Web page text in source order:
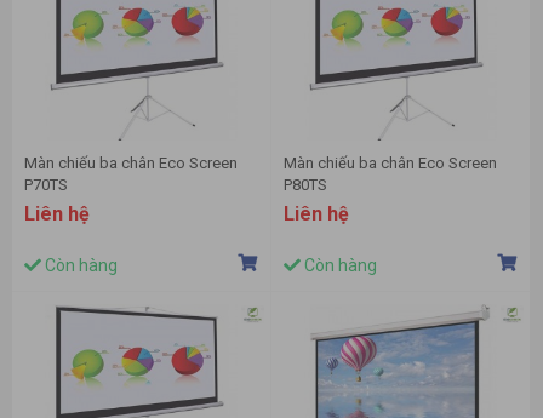
Màn chiếu ba chân Eco Screen
P70TS
Liên hệ
Còn hàng
Màn chiếu ba chân Eco Screen
P80TS
Liên hệ
Còn hàng